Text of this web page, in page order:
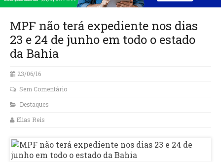
MPF não terá expediente nos dias
23 e 24 de junho em todo o estado
da Bahia
23/06/16
Sem Comentário
Destaques
Elias Reis